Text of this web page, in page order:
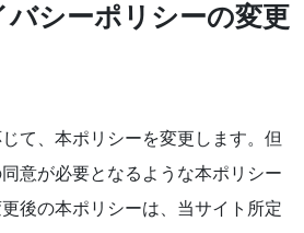
バシーポリシーの変更
て、本ポリシーを変更します。但
意が必要となるような本ポリシー
後の本ポリシーは、当サイト所定